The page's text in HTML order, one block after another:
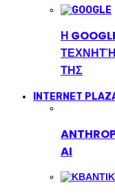
Η
ΤΗΣ
INTERNET
AI